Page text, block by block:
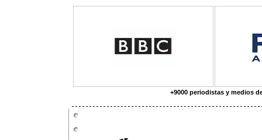
+9000 periodistas y medios